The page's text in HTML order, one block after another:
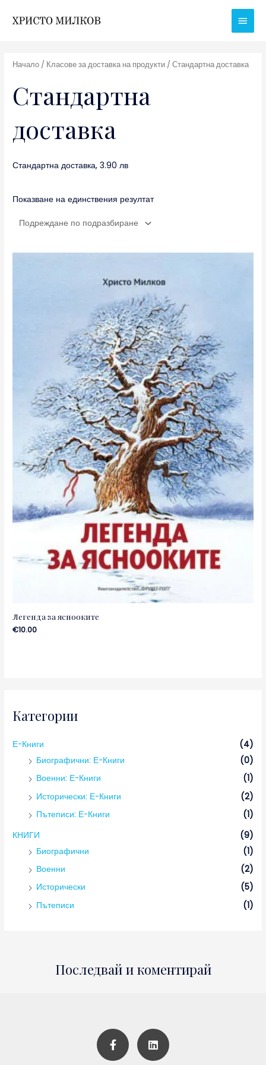
Main
Категории
Е-Книги
(4)
Биографични: Е-Книги
(0)
Военни: Е-Книги
(1)
Исторически: Е-Книги
(2)
Пътеписи: Е-Книги
(1)
КНИГИ
(9)
Биографични
(1)
Военни
(2)
Исторически
(5)
Пътеписи
(1)
Начало / Класове за доставка на продукти / Стандартна доставка
Стандартна
доставка
Стандартна доставка, 3.90 лв
Показване на единствения резултат
Легенда за яснооките
€10.00
Последвай и коментирай
F
a
c
L
i
n